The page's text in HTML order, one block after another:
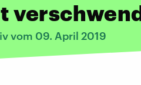
vom 09. April 2019